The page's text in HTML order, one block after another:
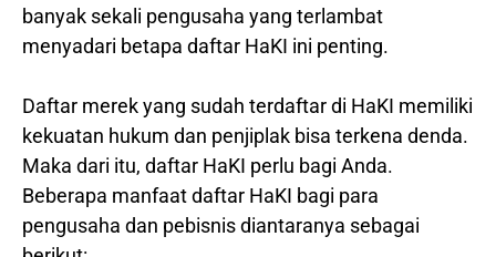
banyak sekali pengusaha yang terlambat
menyadari betapa daftar HaKI ini penting.
Daftar merek yang sudah terdaftar di HaKI memiliki
kekuatan hukum dan penjiplak bisa terkena denda.
Maka dari itu, daftar HaKI perlu bagi Anda.
Beberapa manfaat daftar HaKI bagi para
pengusaha dan pebisnis diantaranya sebagai